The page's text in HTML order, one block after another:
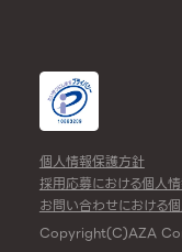
個人情報保護方針
採用応募における個人
お問い合わせにおける
Copyright(C)AZA